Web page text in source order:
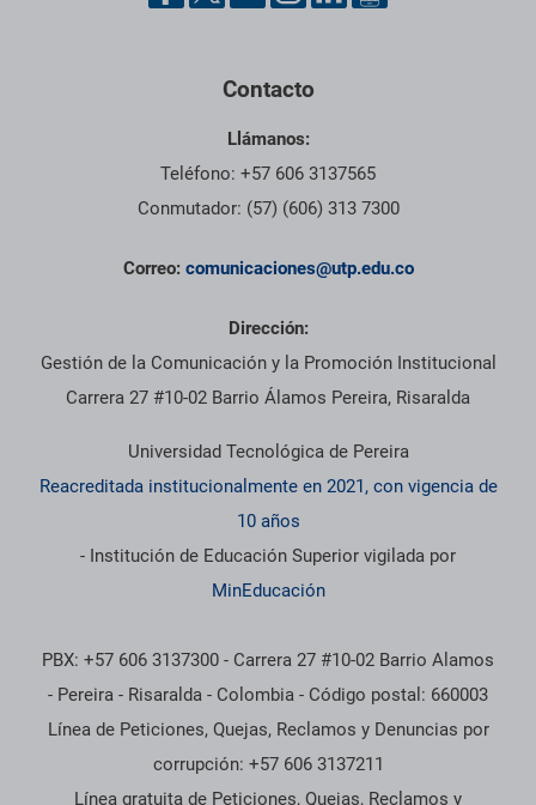
Contacto
Llámanos:
Teléfono: +57 606 3137565
Conmutador: (57) (606) 313 7300
Correo: comunicaciones@utp.edu.co
Dirección:
Gestión de la Comunicación y la Promoción Institucional
Carrera 27 #10-02 Barrio Álamos Pereira, Risaralda
Universidad Tecnológica de Pereira
Reacreditada institucionalmente en 2021, con vigencia de
10 años
- Institución de Educación Superior vigilada por
MinEducación
PBX: +57 606 3137300 - Carrera 27 #10-02 Barrio Alamos
- Pereira - Risaralda - Colombia - Código postal: 660003
Línea de Peticiones, Quejas, Reclamos y Denuncias por
corrupción: +57 606 3137211
Línea gratuita de Peticiones, Quejas, Reclamos y